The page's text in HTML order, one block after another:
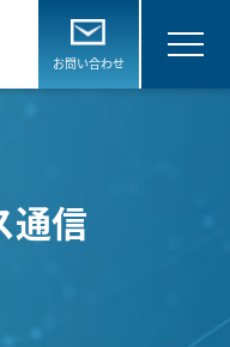
お問い合わせ
通信